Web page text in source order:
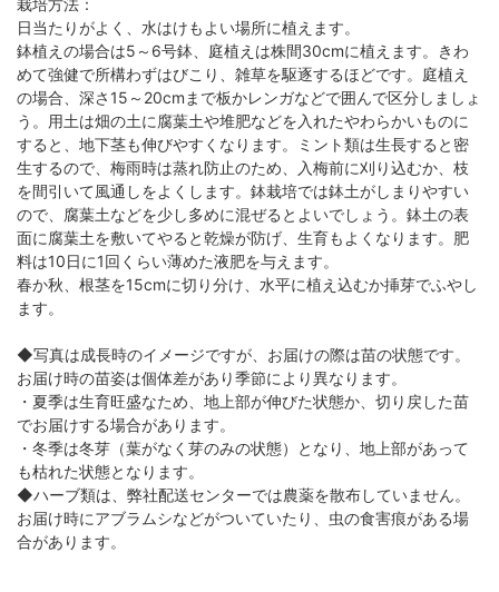
日当たりがよく、水はけもよい場所に植えます。
鉢植えの場合は5～6号鉢、庭植えは株間30cmに植えます。きわ
めて強健で所構わずはびこり、雑草を駆逐するほどです。庭植え
の場合、深さ15～20cmまで板かレンガなどで囲んで区分しましょ
う。用土は畑の土に腐葉土や堆肥などを入れたやわらかいものに
すると、地下茎も伸びやすくなります。ミント類は生長すると密
生するので、梅雨時は蒸れ防止のため、入梅前に刈り込むか、枝
を間引いて風通しをよくします。鉢栽培では鉢土がしまりやすい
ので、腐葉土などを少し多めに混ぜるとよいでしょう。鉢土の表
面に腐葉土を敷いてやると乾燥が防げ、生育もよくなります。肥
料は10日に1回くらい薄めた液肥を与えます。
春か秋、根茎を15cmに切り分け、水平に植え込むか挿芽でふやし
ます。
◆写真は成長時のイメージですが、お届けの際は苗の状態です。
お届け時の苗姿は個体差があり季節により異なります。
・夏季は生育旺盛なため、地上部が伸びた状態か、切り戻した苗
でお届けする場合があります。
・冬季は冬芽（葉がなく芽のみの状態）となり、地上部があって
も枯れた状態となります。
◆ハーブ類は、弊社配送センターでは農薬を散布していません。
お届け時にアブラムシなどがついていたり、虫の食害痕がある場
合があります。